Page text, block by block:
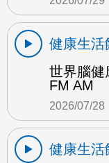
健康生活
世界腦健
FM AM
2026/07/28
健康生活